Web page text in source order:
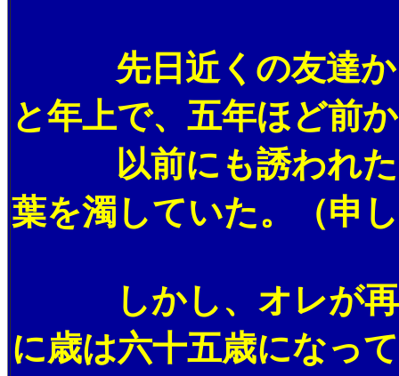
先日近くの友達から
と年上で、五年ほど前
以前にも誘われたこ
葉を濁していた。（申
しかし、オレが再び
に歳は六十五歳になっ